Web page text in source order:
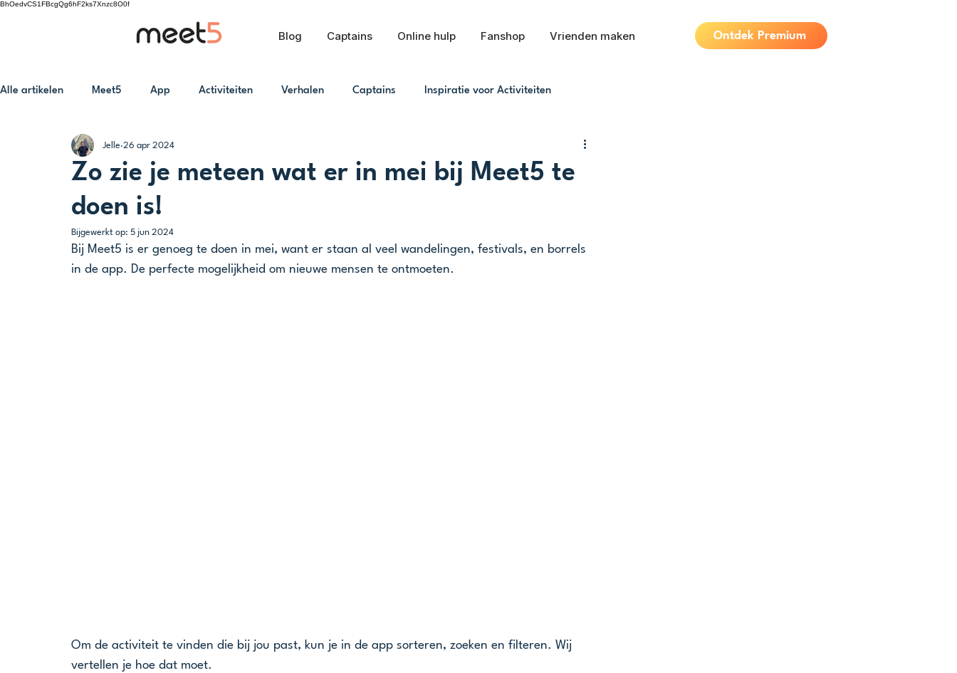
BhOedvCS1FBcgQg6hF2ks7Xnzc8O0f
Blog Captains Online hulp Fanshop Vrienden maken Ontdek Premium
Alle artikelen Meet5 App Activiteiten Verhalen Captains Inspiratie voor Activiteiten
Zo zie je meteen wat er in mei bij Meet5 te
doen is!
Jelle 26 apr 2024
Bijgewerkt op: 5 jun 2024
Bij Meet5 is er genoeg te doen in mei, want er staan al veel wandelingen, festivals, en borrels
in de app. De perfecte mogelijkheid om nieuwe mensen te ontmoeten.
Om de activiteit te vinden die bij jou past, kun je in de app sorteren, zoeken en filteren. Wij
vertellen je hoe dat moet.